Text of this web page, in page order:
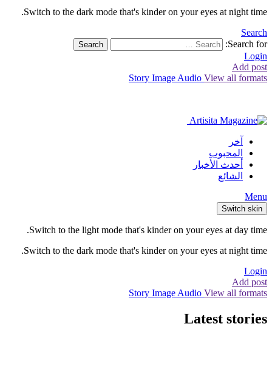
Switch to the dark mode that's kinder on your eyes at night time.
Search
Search for:
Search
Login
Add post
Story Image Audio View all formats
آخر
المحبوب
أحدث الأخبار
الشائع
Menu
Switch skin
Switch to the light mode that's kinder on your eyes at day time.
Switch to the dark mode that's kinder on your eyes at night time.
Login
Add post
Story Image Audio View all formats
Latest stories